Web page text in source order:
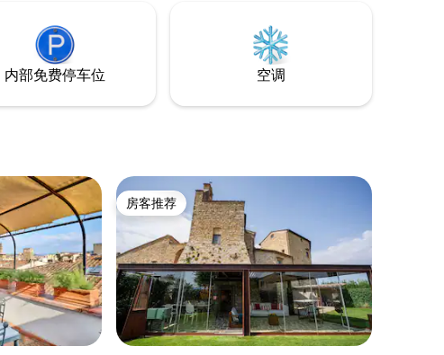
内部免费停车位 空调
房客推荐
房客推荐